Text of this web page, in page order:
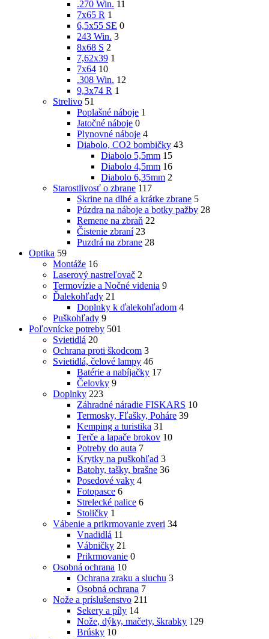
.270 Win. 11
7x65 R 1
6,5x55 SE 0
243 Win. 3
8x68 S 2
7,62x39 1
7x64 10
.308 Win. 12
9,3x74 R 1
Strelivo 51
Poplašné náboje 1
Jatočné náboje 0
Plynovné náboje 4
Diabolo, CO2 bombičky 43
Diabolo 5,5mm 15
Diabolo 4,5mm 16
Diabolo 6,35mm 2
Starostlivosť o zbrane 117
Skrine na dlhé a krátke zbrane 5
Púzdra na náboje a botky pažby 28
Remene na zbraň 22
Čistenie zbraní 23
Puzdrá na zbrane 28
Optika 59
Montáže 16
Laserový nastreľovač 2
Termovízie a Nočné videnia 9
Ďalekohľady 21
Doplnky k ďalekohľadom 4
Puškohľady 9
Poľovnícke potreby 501
Svietidlá 20
Ochrana proti škodcom 3
Svietidlá, čelové lampy 46
Batérie a nabíjačky 17
Čelovky 9
Doplnky 223
Záhradné náradie FISKARS 10
Termosky, Fľašky, Poháre 39
Kemping a turistika 31
Terče a lapače brokov 10
Potreby do auta 7
Krytky na puškohľad 3
Batohy, tašky, brašne 36
Posedové vaky 4
Fotopasce 6
Strelecké palice 6
Stoličky 1
Vábenie a prikrmovanie zveri 34
Vnadidlá 11
Vábničky 21
Prikrmovanie 0
Osobná ochrana 10
Ochrana zraku a sluchu 3
Osobná ochrana 7
Nože a príslušenstvo 211
Sekery a píly 14
Nože, dýky, mačety, škrabky 129
Brúsky 10